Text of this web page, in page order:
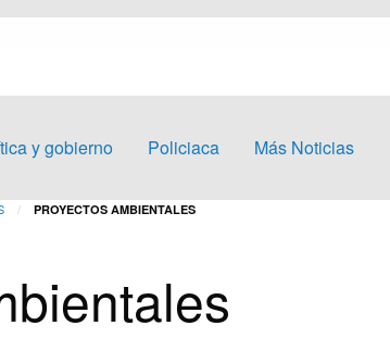
y gobierno Policiaca Más Noticias
PROYECTOS AMBIENTALES